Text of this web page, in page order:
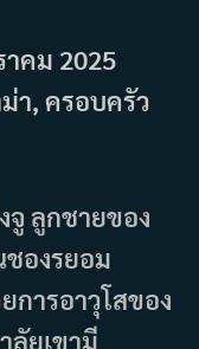
าคม 2025
า, ครอบครัว
ลูกชายของ
องรยอม
การอาวุโสของ
ลัยเขามี